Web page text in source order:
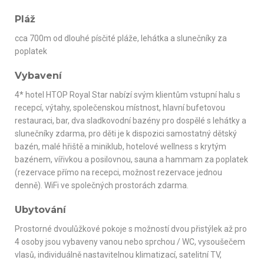
Pláž
cca 700m od dlouhé písčité pláže, lehátka a slunečníky za
poplatek
Vybavení
4* hotel HTOP Royal Star nabízí svým klientům vstupní halu s
recepcí, výtahy, společenskou místnost, hlavní bufetovou
restauraci, bar, dva sladkovodní bazény pro dospělé s lehátky a
slunečníky zdarma, pro děti je k dispozici samostatný dětský
bazén, malé hřiště a miniklub, hotelové wellness s krytým
bazénem, vířivkou a posilovnou, sauna a hammam za poplatek
(rezervace přímo na recepci, možnost rezervace jednou
denně). WiFi ve společných prostorách zdarma.
Ubytování
Prostorné dvoulůžkové pokoje s možností dvou přistýlek až pro
4 osoby jsou vybaveny vanou nebo sprchou / WC, vysoušečem
vlasů, individuálně nastavitelnou klimatizací, satelitní TV,